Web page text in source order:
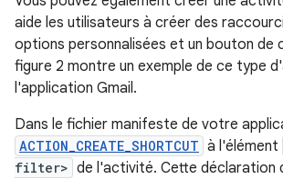
aide les utilisateurs à créer des
options personnalisées et un bouton de
figure 2 montre un exemple de ce type
l'application Gmail.
Dans le fichier manifeste de votre
ACTION_CREATE_SHORTCUT à l'élément
filter> de l'activité. Cette déclaration